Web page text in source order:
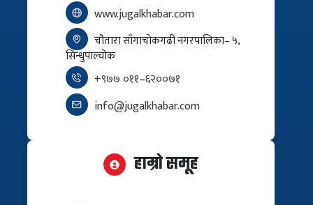
www.jugalkhabar.com
चौतारा साँगाचोकगढी नगरपालिका– ५,
सिन्धुपाल्चोक
+९७७ ०११–६२००७१
info@jugalkhabar.com
हाम्रो समूह